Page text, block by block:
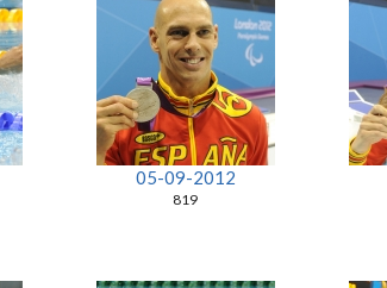
05-09-2012
819